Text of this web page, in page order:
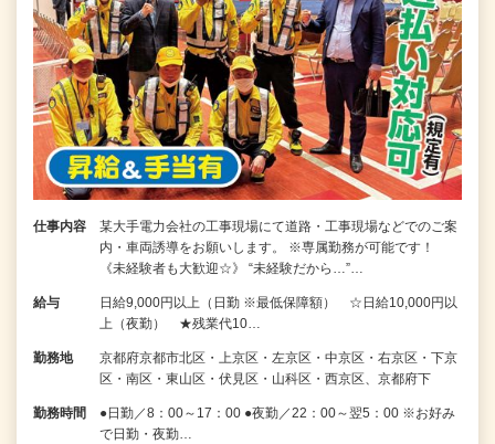
仕事内容
某大手電力会社の工事現場にて道路・工事現場などでのご案
内・車両誘導をお願いします。 ※専属勤務が可能です！
《未経験者も大歓迎☆》 “未経験だから…”…
給与
日給9,000円以上（日勤 ※最低保障額） ☆日給10,000円以
上（夜勤） ★残業代10…
勤務地
京都府京都市北区・上京区・左京区・中京区・右京区・下京
区・南区・東山区・伏見区・山科区・西京区、京都府下
勤務時間
●日勤／8：00～17：00 ●夜勤／22：00～翌5：00 ※お好み
で日勤・夜勤…